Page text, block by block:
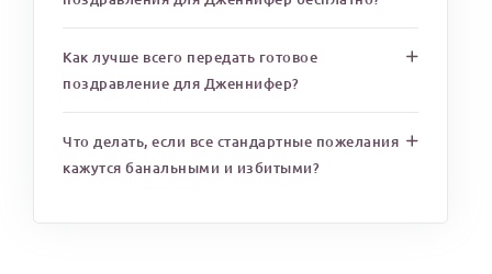
Как лучше всего передать готовое
поздравление для Дженнифер?
Что делать, если все стандартные пожелания
кажутся банальными и избитыми?